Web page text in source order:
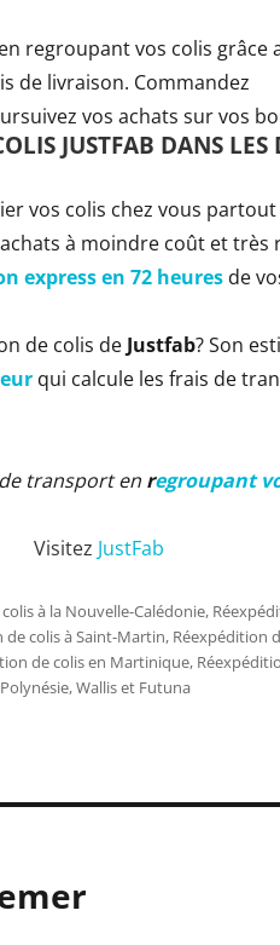
regroupant vos colis grâce
de livraison. Commandez
vos achats sur vos
JUSTFAB DANS
vos colis chez vous
à moindre coût et
express en 72 heuresde
de colis de Justfab? Son
qui calcule les frais de
transport en regroupant
Visitez JustFab
à la Nouvelle-Calédonie,
de colis à Saint-Martin, Réexpédition
de colis en Martinique,
Polynésie,Wallis et Futuna